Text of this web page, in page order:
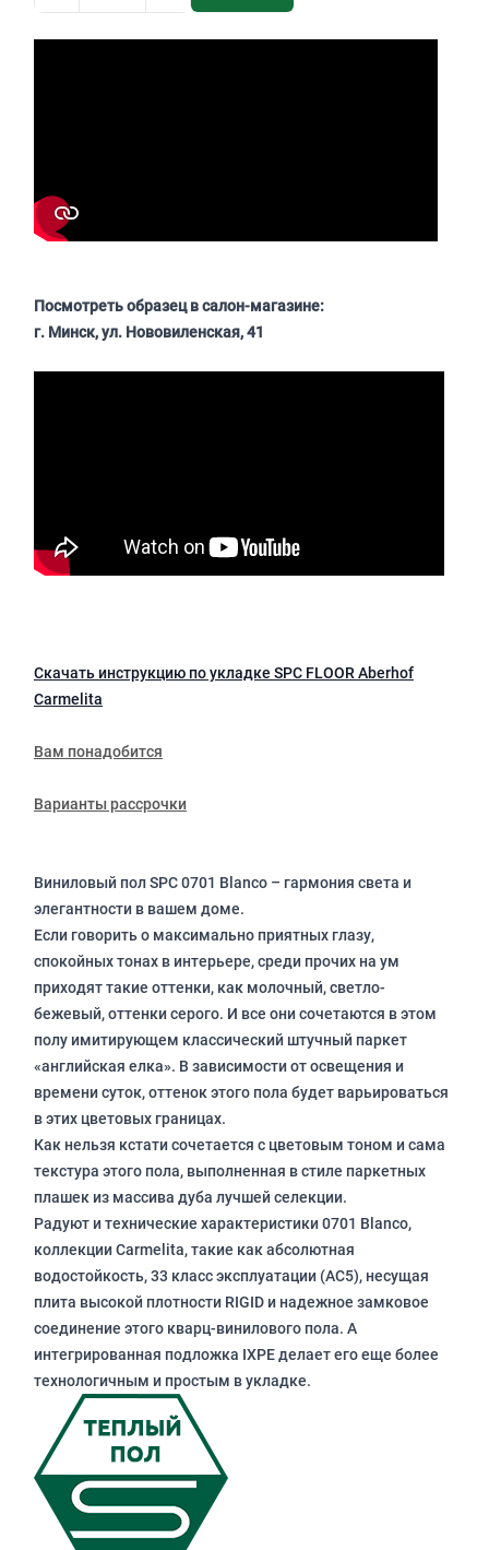
Посмотреть образец в салон-магазине:
г. Минск, ул. Нововиленская, 41
Скачать инструкцию по укладке SPC FLOOR Aberhof
Carmelita
Вам понадобится
Варианты рассрочки
Виниловый пол SPC 0701 Blanco – гармония света и
элегантности в вашем доме.
Если говорить о максимально приятных глазу,
спокойных тонах в интерьере, среди прочих на ум
приходят такие оттенки, как молочный, светло-
бежевый, оттенки серого. И все они сочетаются в этом
полу имитирующем классический штучный паркет
«английская елка». В зависимости от освещения и
времени суток, оттенок этого пола будет варьироваться
в этих цветовых границах.
Как нельзя кстати сочетается с цветовым тоном и сама
текстура этого пола, выполненная в стиле паркетных
плашек из массива дуба лучшей селекции.
Радуют и технические характеристики 0701 Blanco,
коллекции Carmelita, такие как абсолютная
водостойкость, 33 класс эксплуатации (АС5), несущая
плита высокой плотности RIGID и надежное замковое
соединение этого кварц-винилового пола. А
интегрированная подложка IXPE делает его еще более
технологичным и простым в укладке.